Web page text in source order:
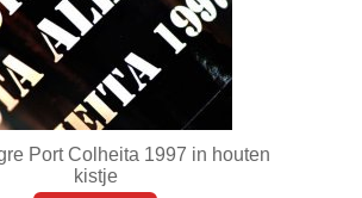
Port Colheita 1997 in houten
kistje